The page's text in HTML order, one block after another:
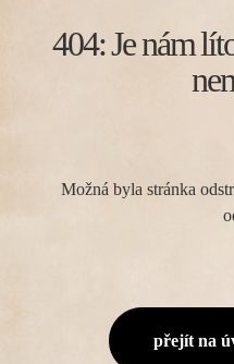
404: Je nám
Možná byla stránka
přejít na